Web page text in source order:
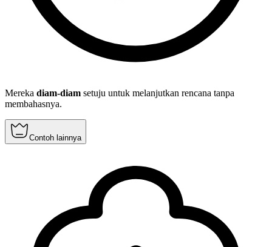
Mereka diam-diam setuju untuk melanjutkan rencana tanpa
membahasnya.
Contoh lainnya